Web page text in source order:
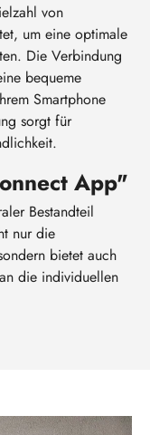
von
um eine optimale
Die Verbindung
bequeme
Smartphone
sorgt für
App"
Bestandteil
nur die
bietet auch
die individuellen